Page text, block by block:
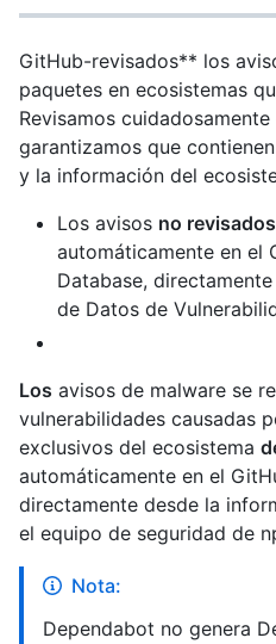
GitHub-revisados** los
paquetes en ecosistemas
Revisamos
garantizamos que
y la información del
Los avisos no revisados
automáticamente en el
Database,
de Datos de
Los avisos de malware se
vulnerabilidades causadas
exclusivos del ecosistema
automáticamente en el
directamente desde la
el equipo de seguridad de
Nota:
Dependabot no genera